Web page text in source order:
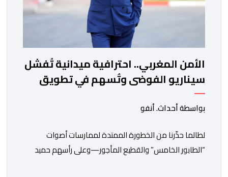
الأمن المغربي.. احترافية ميدانية تُفشل
سيناريو الفوضى وتُسهم في تطويق
أزمة سبتة
بواسطة أحداث. أنفو
لطالما حذّرنا من الخطورة الممتدة لممارسات أصوات
“الطابور الخامس” والقطيع المأجور—وعلى رأسهم حميد